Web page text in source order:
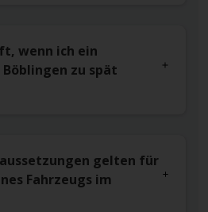
wenn ich ein
zu spät
gelten für
Fahrzeugs im